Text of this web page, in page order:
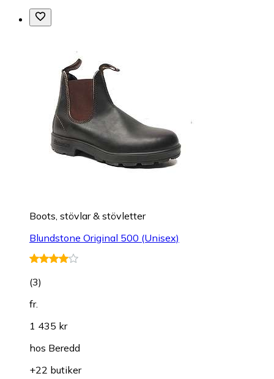
Boots, stövlar & stövletter
Blundstone Original 500 (Unisex)
(3)
fr.
1 435 kr
hos Beredd
+22 butiker